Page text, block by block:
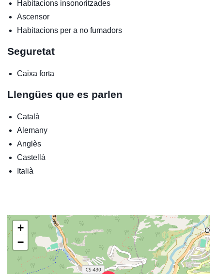
Habitacions insonoritzades
Ascensor
Habitacions per a no fumadors
Seguretat
Caixa forta
Llengües que es parlen
Català
Alemany
Anglès
Castellà
Italià
+
−